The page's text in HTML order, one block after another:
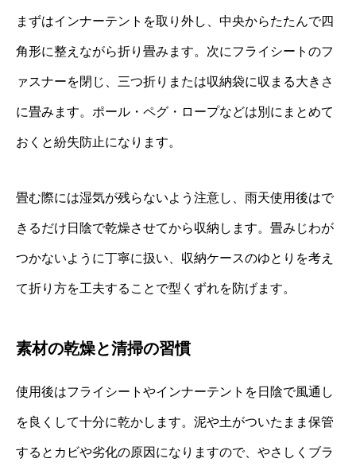
まずはインナーテントを取り外し、中央からたたんで四
角形に整えながら折り畳みます。次にフライシートのフ
ァスナーを閉じ、三つ折りまたは収納袋に収まる大きさ
に畳みます。ポール・ペグ・ロープなどは別にまとめて
おくと紛失防止になります。
畳む際には湿気が残らないよう注意し、雨天使用後はで
きるだけ日陰で乾燥させてから収納します。畳みじわが
つかないように丁寧に扱い、収納ケースのゆとりを考え
て折り方を工夫することで型くずれを防げます。
素材の乾燥と清掃の習慣
使用後はフライシートやインナーテントを日陰で風通し
を良くして十分に乾かします。泥や土がついたまま保管
するとカビや劣化の原因になりますので、やさしくブラ